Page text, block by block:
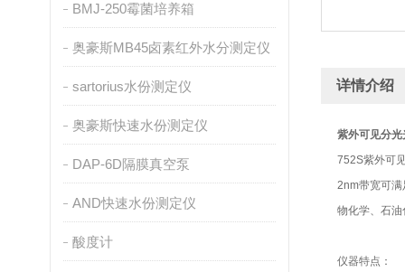
BMJ-250霉菌培养箱
奥豪斯MB45卤素红外水分测定仪
sartorius水份测定仪
奥豪斯快速水份测定仪
DAP-6D隔膜真空泵
AND快速水份测定仪
酸度计
详情介绍
紫外可见分光
752S紫外可
2nm带宽可满
物化学、石
仪器特点：